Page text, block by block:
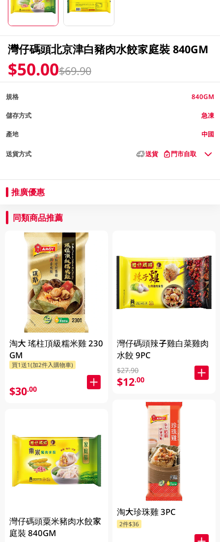
灣仔碼頭北京津白豬肉水餃家庭裝 840GM
$50.00$69.90
規格 840GM
儲存方式 急凍
產地 中國
送貨方式 送貨 門市自取
推廣優惠
同類商品推薦
淘大 瑤柱頂級糯米雞 230
GM
買1送1(加2件入購物車)
$30.00
灣仔碼頭粟米豬肉水餃家
庭裝 840GM
灣仔碼頭辣子雞白菜雞肉
水餃 9PC
$27.90
$12.00
淘大珍珠雞 3PC
2件$36